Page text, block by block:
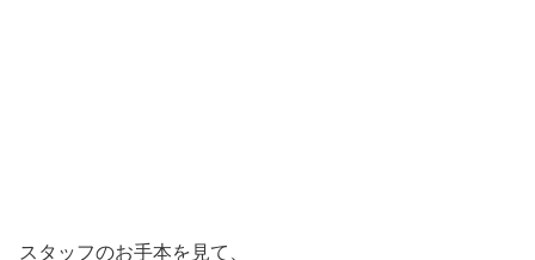
スタッフのお手本を見て、